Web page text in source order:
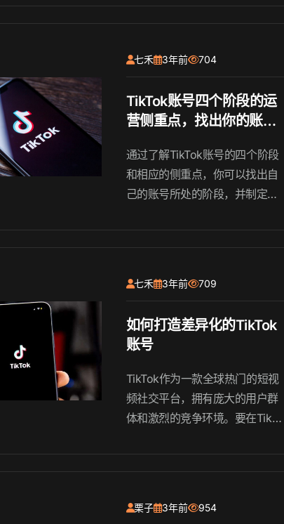
德国迅速增....
七禾 3年前 704
TikTok账号四个阶段的运
营侧重点，找出你的账号
通过了解TikTok账号的四个阶段
和相应的侧重点，你可以找出自
己的账号所处的阶段，并制定相
于哪个阶段，都需要.............
七禾 3年前 709
如何打造差异化的TikTok
账号
TikTok作为一款全球热门的短视
频社交平台，拥有庞大的用户群
体和激烈的竞争环境。要在TikTo
更多的关注和粉丝，需要一定的
ikTok账号。
栗子 3年前 954